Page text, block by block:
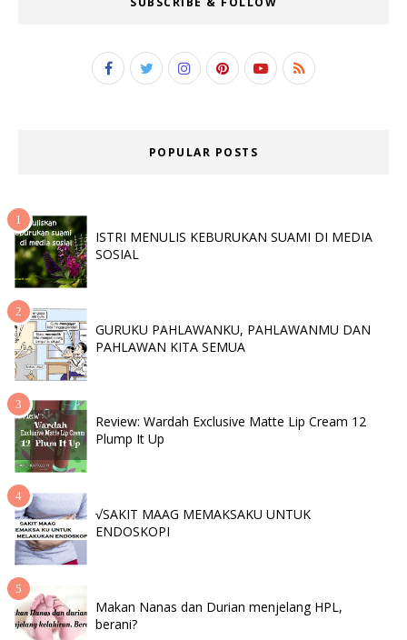
POPULAR POSTS
ISTRI MENULIS KEBURUKAN SUAMI DI MEDIA
SOSIAL
GURUKU PAHLAWANKU, PAHLAWANMU DAN
PAHLAWAN KITA SEMUA
Review: Wardah Exclusive Matte Lip Cream 12
Plump It Up
√SAKIT MAAG MEMAKSAKU UNTUK
ENDOSKOPI
Makan Nanas dan Durian menjelang HPL,
berani?